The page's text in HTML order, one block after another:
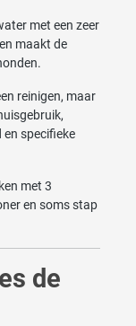
met een zeer
maakt de
reinigen, maar
specifieke
met 3
en soms stap
de